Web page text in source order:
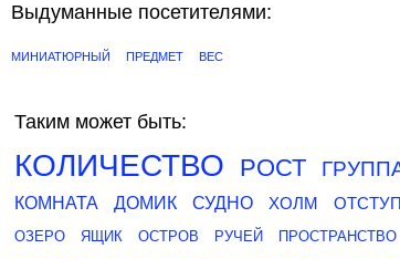
Выдуманные посетителями:
МИНИАТЮРНЫЙ ПРЕДМЕТ ВЕС
Таким может быть:
КОЛИЧЕСТВО РОСТ
КОМНАТА
ДОМИК СУДНО ХОЛМ
ОЗЕРО
ЯЩИК ОСТРОВ РУЧЕЙ ПРОСТРАНСТВО